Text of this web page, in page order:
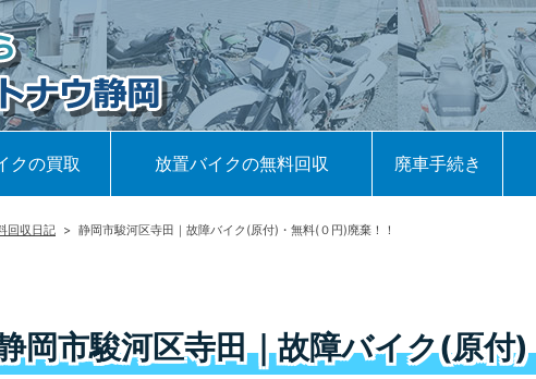
クの買取 放置バイクの無料回収 廃車手続き
回収日記 > 静岡市駿河区寺田｜故障バイク(原付)・無料(０円)廃棄！！
岡市駿河区寺田｜故障バイク(原付